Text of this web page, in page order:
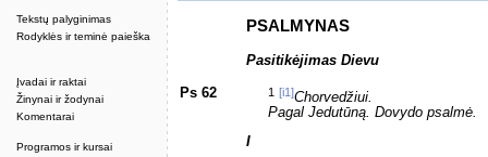
Tekstų palyginimas
Rodyklės ir teminė paieška
Įvadai ir raktai
Žinynai ir žodynai
Komentarai
Programos ir kursai
PSALMYNAS
Pasitikėjimas Dievu
Ps 62 1 [i1]Chorvedžiui.
Pagal Jedutūną. Dovydo psalmė.
I